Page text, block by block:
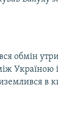
обмін
Україною і
в